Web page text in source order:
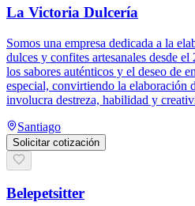
La Victoria Dulcería
Somos una empresa dedicada a la
dulces y confites artesanales desde
los sabores auténticos y el deseo de
especial, convirtiendo la elaboración
involucra destreza, habilidad y
Santiago
Solicitar cotización
Belepetsitter